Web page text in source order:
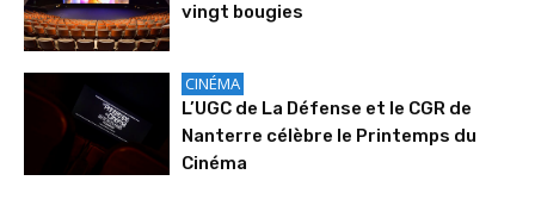
vingt bougies
CINÉMA
L’UGC de La Défense et le CGR de
Nanterre célèbre le Printemps du
Cinéma